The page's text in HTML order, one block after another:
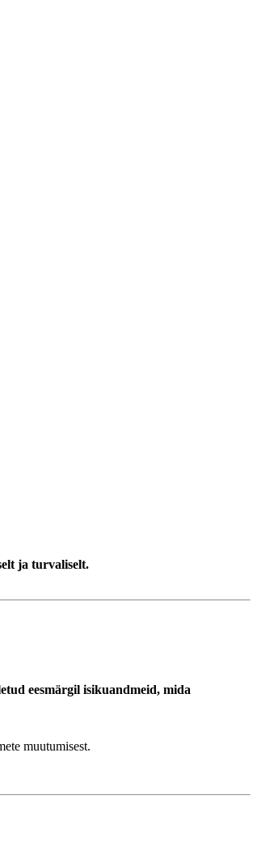
ja turvaliselt.
eesmärgil isikuandmeid, mida
muutumisest.